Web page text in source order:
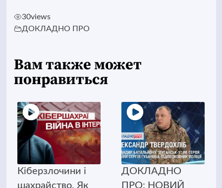
30views
ДОКЛАДНО ПРО
Вам также может
понравиться
Кіберзлочини і
шахрайство. Як
ДОКЛАДНО
ПРО: НОВИЙ